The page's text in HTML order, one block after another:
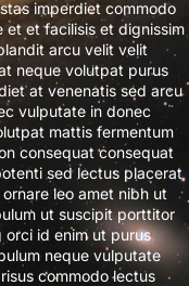
imperdiet commodo
et et facilisis et dignissim
arcu velit velit
neque volutpat purus
at venenatis sed arcu
vulputate in donec
mattis fermentum
consequat consequat
sed lectus placerat
leo amet nibh ut
ut suscipit porttitor
orci id enim ut purus
neque vulputate
commodo lectus